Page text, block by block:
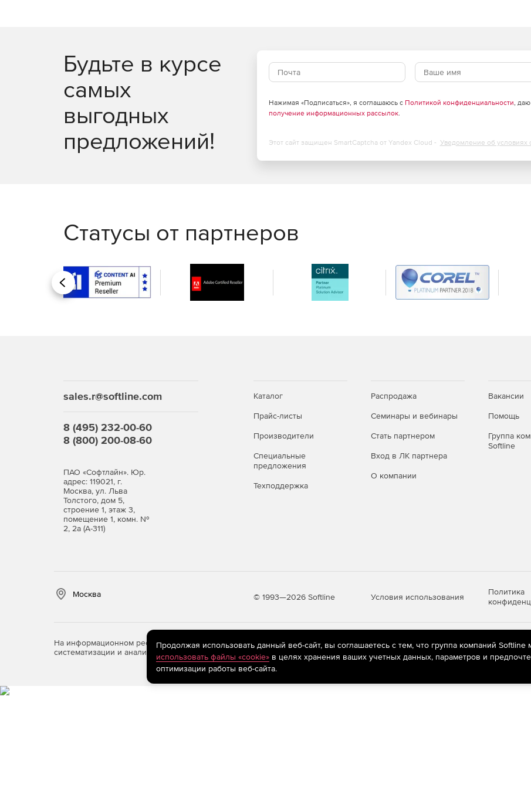
Будьте в курсе
самых
выгодных
предложений!
Нажимая «Подписаться», я соглашаюсь с Политикой конфиденциальности, даю
получение информационных рассылок.
Этот сайт защищен SmartCaptcha от Yandex Cloud - Уведомление об условиях
Статусы от партнеров
Назад
sales.r@softline.com
8 (495) 232-00-60
8 (800) 200-08-60
ПАО «Софтлайн». Юр.
адрес: 119021, г.
Москва, ул. Льва
Толстого, дом 5,
строение 1, этаж 3,
помещение 1, комн. №
2, 2а (А-311)
Каталог
Прайс-листы
Производители
Специальные
предложения
Техподдержка
Распродажа
Семинары и вебинары
Стать партнером
Вход в ЛК партнера
О компании
Вакансии
Помощь
Группа
Softline
Москва © 1993—2026 Softline Условия использования
Политика
На информационном ресурсе store.softline.ru применяютсярекомендательные технологии(информационные технологии
систематизации и анализа сведений, относящихся к предпочтениям пользователей сети «Интернет», находящихся на
Продолжая использовать данный веб-сайт, вы соглашаетесь с тем, что группа компаний Softline
использовать файлы «cookie»в целях хранения ваших учетных данных, параметров и
оптимизации работы веб-сайта.